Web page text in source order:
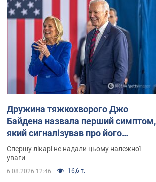
Дружина тяжкохворого Джо
Байдена назвала перший симптом,
який сигналізував про його
"агресивний" рак
Спершу лікарі не надали цьому належної
уваги
6.08.2026 12:46 16,6 т.